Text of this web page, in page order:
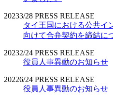
20233/28 PRESS RELEASE
タイ王国における公共イ
向けて合弁契約を締結に
20232/24 PRESS RELEASE
役員人事異動のお知らせ
20226/24 PRESS RELEASE
役員人事異動のお知らせ